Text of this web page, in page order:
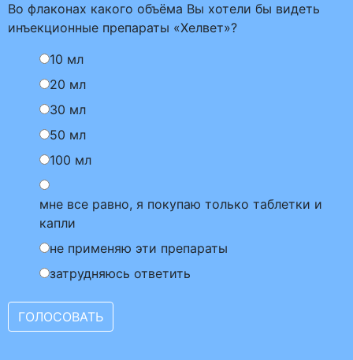
Во флаконах какого объёма Вы хотели бы видеть
инъекционные препараты «Хелвет»?
10 мл
20 мл
30 мл
50 мл
100 мл
мне все равно, я покупаю только таблетки и
капли
не применяю эти препараты
затрудняюсь ответить